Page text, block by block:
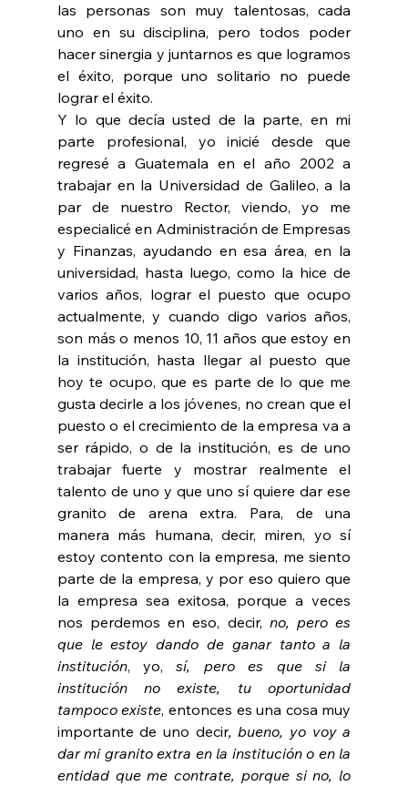
las personas son muy talentosas, cada
uno en su disciplina, pero todos poder
hacer sinergia y juntarnos es que logramos
el éxito, porque uno solitario no puede
lograr el éxito.
Y lo que decía usted de la parte, en mi
parte profesional, yo inicié desde que
regresé a Guatemala en el año 2002 a
trabajar en la Universidad de Galileo, a la
par de nuestro Rector, viendo, yo me
especialicé en Administración de Empresas
y Finanzas, ayudando en esa área, en la
universidad, hasta luego, como la hice de
varios años, lograr el puesto que ocupo
actualmente, y cuando digo varios años,
son más o menos 10, 11 años que estoy en
la institución, hasta llegar al puesto que
hoy te ocupo, que es parte de lo que me
gusta decirle a los jóvenes, no crean que el
puesto o el crecimiento de la empresa va a
ser rápido, o de la institución, es de uno
trabajar fuerte y mostrar realmente el
talento de uno y que uno sí quiere dar ese
granito de arena extra. Para, de una
manera más humana, decir, miren, yo sí
estoy contento con la empresa, me siento
parte de la empresa, y por eso quiero que
la empresa sea exitosa, porque a veces
nos perdemos en eso, decir, no, pero es
que le estoy dando de ganar tanto a la
institución, yo, sí, pero es que si la
institución no existe, tu oportunidad
tampoco existe, entonces es una cosa muy
importante de uno decir, bueno, yo voy a
dar mi granito extra en la institución o en la
entidad que me contrate, porque si no, lo